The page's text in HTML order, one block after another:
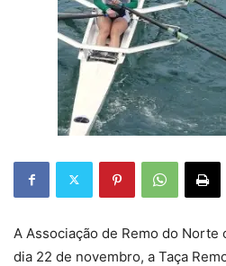
A Associação de Remo do Norte
dia 22 de novembro, a Taça